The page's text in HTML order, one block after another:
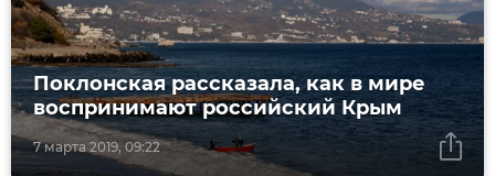
7 марта 2019, 09:22
Поклонская рассказала, как в мире
воспринимают российский Крым